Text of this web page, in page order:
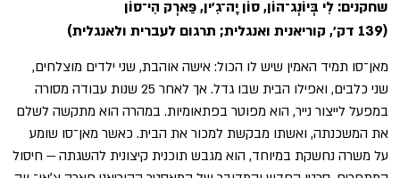
שחקנים: לִי בְּיוֹנְג־הוֹן, סוֹן יֶה־גִ׳ין, פַּארְק הִי־סוֹן
(139 דק׳, קוריאנית ואנגלית; תרגום לעברית ולאנגלית)
מאן־סו תמיד האמין שיש לו הכול: אישה אוהבת, שני ילדים מוצלחים,
שני כלבים, ואפילו הבית שבו גדל. אך לאחר 25 שנות עבודה מסורה
במפעל לייצור נייר, הוא מפוטר בפתאומיות. במהרה הוא מתקשה לשלם
את המשכנתה, ואשתו מבקשת למכור את הבית. כאשר מאן־סו שומע
על משרה נחשקת במיוחד, הוא מגבש תוכנית קיצונית להשגתה — חיסול